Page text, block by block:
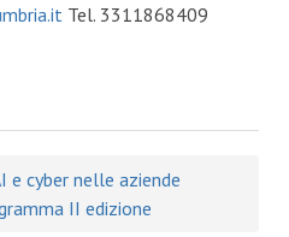
Tel. 3311868409
e cyber nelle aziende
II edizione